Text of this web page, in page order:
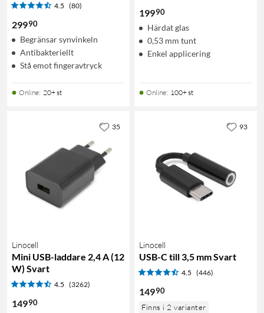
4.5 (80)
29990
Begränsar synvinkeln
Antibakteriellt
Stå emot fingeravtryck
Online: 20+ st
19990
Härdat glas
0,53 mm tunt
Enkel applicering
Online: 100+ st
Linocell
Mini USB-laddare 2,4 A (12
W) Svart
4.5 (3262)
14990
35
Linocell
USB-C till 3,5 mm Svart
4.5 (446)
14990
Finns i 2 varianter
93